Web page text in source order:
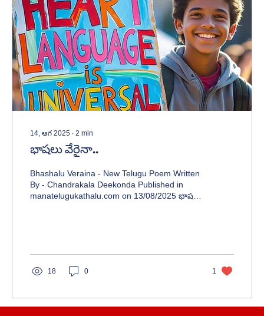
14, ఆగ 2025 ∙ 2 min
భాషలు వేరైనా..
Bhashalu Veraina - New Telugu Poem Written
By - Chandrakala Deekonda Published in
manatelugukathalu.com on 13/08/2025 భాషలు
18 0 1